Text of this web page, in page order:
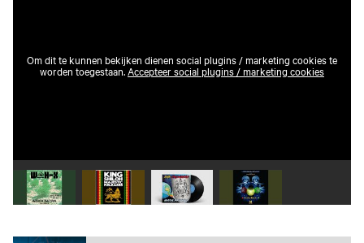
Om dit te kunnen bekijken dienen social plugins / marketing cookies te
worden toegestaan.Accepteer social plugins / marketing cookies
Speel video 1 afSpeel video 2 afSpeel video 3 afSpeel video 4 af